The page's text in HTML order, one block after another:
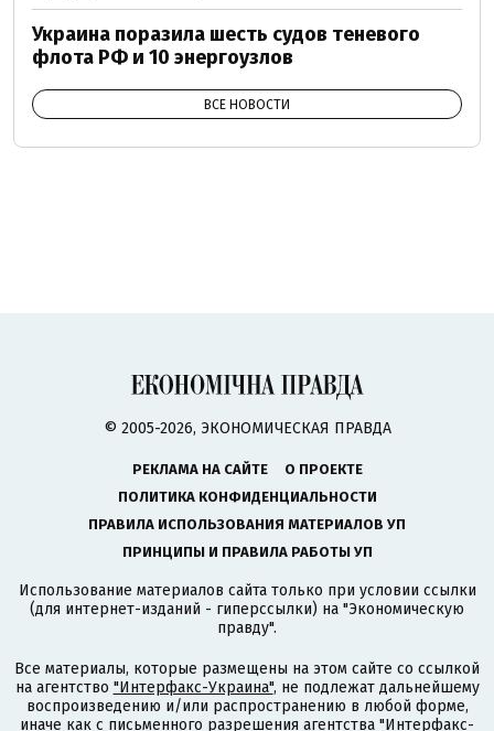
Украина поразила шесть судов теневого
флота РФ и 10 энергоузлов
ВСЕ НОВОСТИ
© 2005-2026, ЭКОНОМИЧЕСКАЯ ПРАВДА
РЕКЛАМА НА САЙТЕ
О ПРОЕКТЕ
ПОЛИТИКА КОНФИДЕНЦИАЛЬНОСТИ
ПРАВИЛА ИСПОЛЬЗОВАНИЯ МАТЕРИАЛОВ УП
ПРИНЦИПЫ И ПРАВИЛА РАБОТЫ УП
Использование материалов сайта только при условии ссылки
(для интернет-изданий - гиперссылки) на "Экономическую
правду".
Все материалы, которые размещены на этом сайте со ссылкой
на агентство "Интерфакс-Украина", не подлежат дальнейшему
воспроизведению и/или распространению в любой форме,
иначе как с письменного разрешения агентства "Интерфакс-